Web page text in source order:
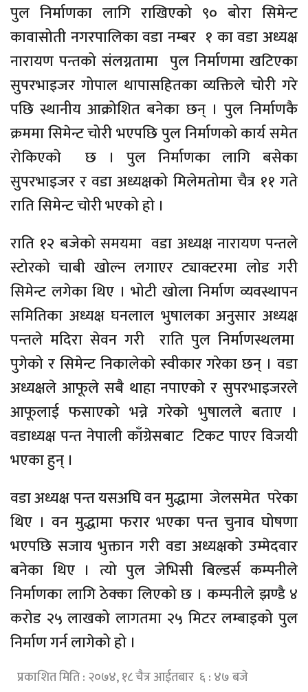
पुल निर्माणका लागि राखिएको ९० बोरा सिमेन्ट
कावासोती नगरपालिका वडा नम्बर १ का वडा अध्यक्ष
नारायण पन्तको संलग्नतामा पुल निर्माणमा खटिएका
सुपरभाइजर गोपाल थापासहितका व्यक्तिले चोरी गरे
पछि स्थानीय आक्रोशित बनेका छन् । पुल निर्माणकै
क्रममा सिमेन्ट चोरी भएपछि पुल निर्माणको कार्य समेत
राेकिएकाे छ । पुल निर्माणका लागि बसेका
सुपरभाइजर र वडा अध्यक्षको मिलेमतोमा चैत्र ११ गते
राति सिमेन्ट चाेरी भएको हो ।
राति १२ बजेको समयमा वडा अध्यक्ष नारायण पन्तले
स्टोरको चाबी खोल्न लगाएर ट्याक्टरमा लोड गरी
सिमेन्ट लगेका थिए । भोटी खोला निर्माण व्यवस्थापन
समितिका अध्यक्ष घनलाल भुषालका अनुसार अध्यक्ष
पन्तले मदिरा सेवन गरी राति पुल निर्माणस्थलमा
पुगेको र सिमेन्ट निकालेको स्वीकार गरेका छन् । वडा
अध्यक्षले आफूले सबै थाहा नपाएको र सुपरभाइजरले
आफूलाई फसाएको भन्ने गरेको भुषालले बताए ।
वडाध्यक्ष पन्त नेपाली काँग्रेसबाट टिकट पाएर विजयी
भएका हुन् ।
वडा अध्यक्ष पन्त यसअघि वन मुद्धामा जेलसमेत परेका
थिए । वन मुद्धामा फरार भएका पन्त चुनाव घोषणा
भएपछि सजाय भुक्तान गरी वडा अध्यक्षको उम्मेदवार
बनेका थिए । त्यो पुल जेभिसी बिल्डर्स कम्पनीले
निर्माणका लागि ठेक्का लिएको छ । कम्पनीले झण्डै ४
करोड २५ लाखको लागतमा २५ मिटर लम्बाइको पुल
निर्माण गर्न लागेको हो ।
प्रकाशित मिति : २०७४, १८ चैत्र आईतबार ६ : ४७ बजे